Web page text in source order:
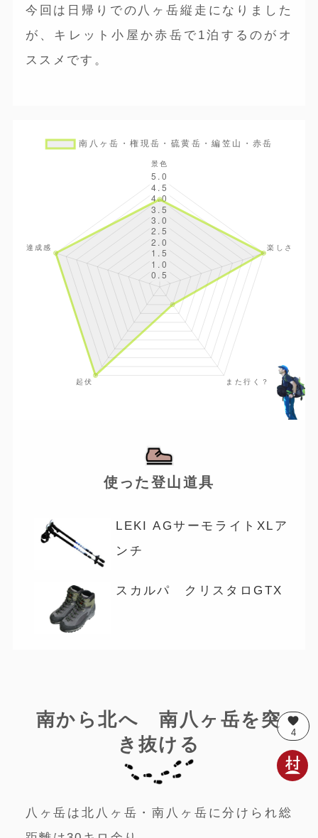
今回は日帰りでの八ヶ岳縦走になりました
が、キレット小屋か赤岳で1泊するのがオ
ススメです。
使った登山道具
LEKI AGサーモライトXLア
ンチ
スカルパ クリスタロGTX
南から北へ 南八ヶ岳を突
き抜ける
八ヶ岳は北八ヶ岳・南八ヶ岳に分けられ総
favorite
4